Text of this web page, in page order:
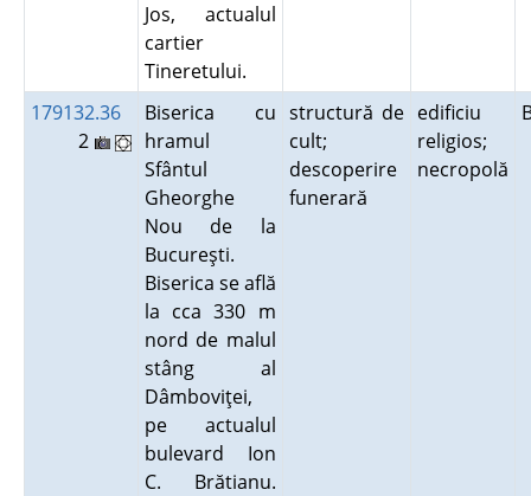
Jos, actualul
cartier
Tineretului.
179132.36
2
Biserica cu
hramul
Sfântul
Gheorghe
Nou de la
Bucureşti.
Biserica se află
la cca 330 m
nord de malul
stâng al
Dâmboviţei,
pe actualul
bulevard Ion
C. Brătianu.
structură de
cult;
descoperire
funerară
edificiu
religios;
necropolă